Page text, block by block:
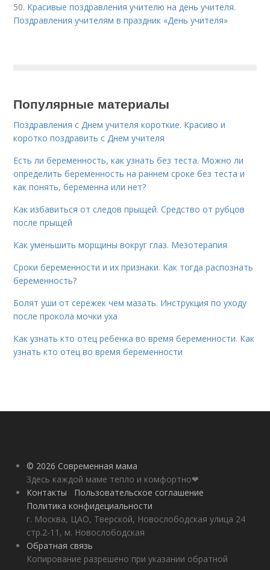
50. Красивые поздравления учителю на день учителя.
Поздравления учителям в праздник «День учителя»
Популярные материалы
Поздравления с Днем учителя короткие. Красиво и
коротко поздравить с Днем учителя
Есть ли беременность, как узнать без теста. Можно ли
определить беременность на раннем сроке без теста и
как понять, беременна или нет?
Как избавиться от следов прыщей. Средство от рубцов
после прыщей
Как уменьшить морщины вокруг глаз. Мезотерапия
Сроки беременности и их признаки. Как тогда распознать
беременность?
Болят уши от сережек чем мазать. Инструкция по уходу
после прокола мочки уха
Как узнать кто отец ребенка во время беременности. Как
узнать кто отец во время беременности
© 2026 Современная мама
Здесь каждой маме тепло и комфортно❤
Контакты
Пользовательское соглашение
Политика конфидециальности
г. Москва, ЦАО, Тверской, Новослободская улица 24
стр.2-11, м. Новослободская
Обратная связь
Копирование разрешено при указании обратной